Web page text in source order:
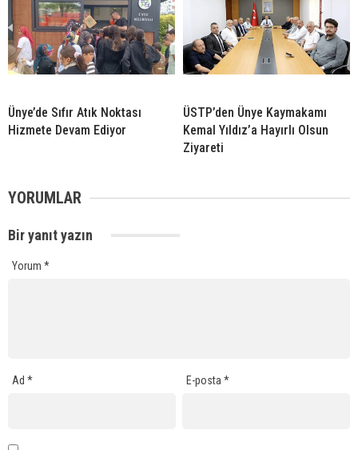
Ünye’de Sıfır Atık Noktası
Hizmete Devam Ediyor
ÜSTP’den Ünye Kaymakamı
Kemal Yıldız’a Hayırlı Olsun
Ziyareti
YORUMLAR
Bir yanıt yazın
Yorum *
Ad * E-posta*